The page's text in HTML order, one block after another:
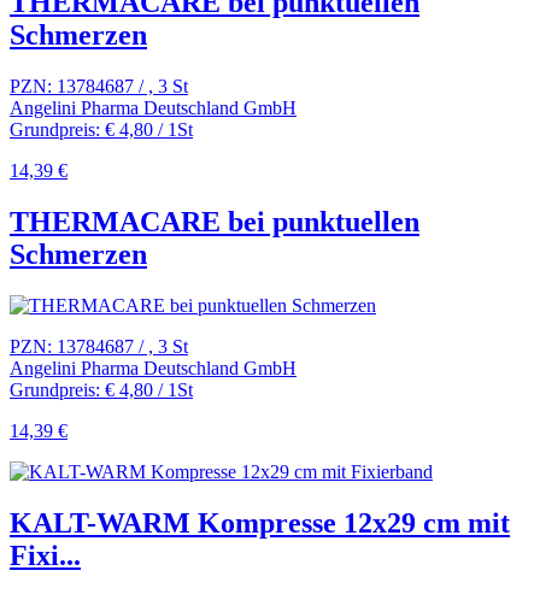
Schmerzen
PZN: 13784687 / , 3 St
Angelini Pharma Deutschland GmbH
Grundpreis: € 4,80 / 1St
14,39 €
THERMACARE bei punktuellen
Schmerzen
PZN: 13784687 / , 3 St
Angelini Pharma Deutschland GmbH
Grundpreis: € 4,80 / 1St
14,39 €
KALT-WARM Kompresse 12x29 cm mit
Fixi...